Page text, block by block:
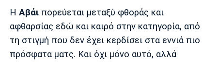
Παρασκήνιο
Μπαρτσελόνα
Ρεάλ
Μαδρίτης
Ατλέτικο
Μαδρίτης
Η Αβάι πορεύεται μεταξύ φθοράς και
αφθαρσίας εδώ και καιρό στην κατηγορία, από
τη στιγμή που δεν έχει κερδίσει στα εννιά πιο
πρόσφατα ματς. Και όχι μόνο αυτό, αλλά